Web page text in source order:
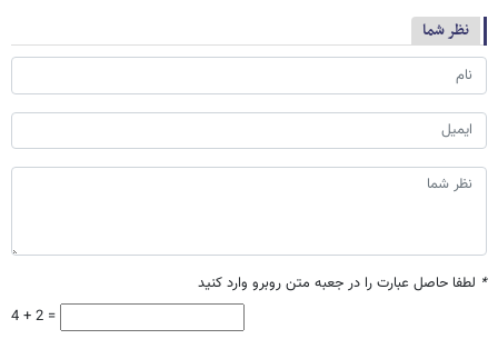
نظر شما
* لطفا حاصل عبارت را در جعبه متن روبرو وارد کنید
4 + 2 =